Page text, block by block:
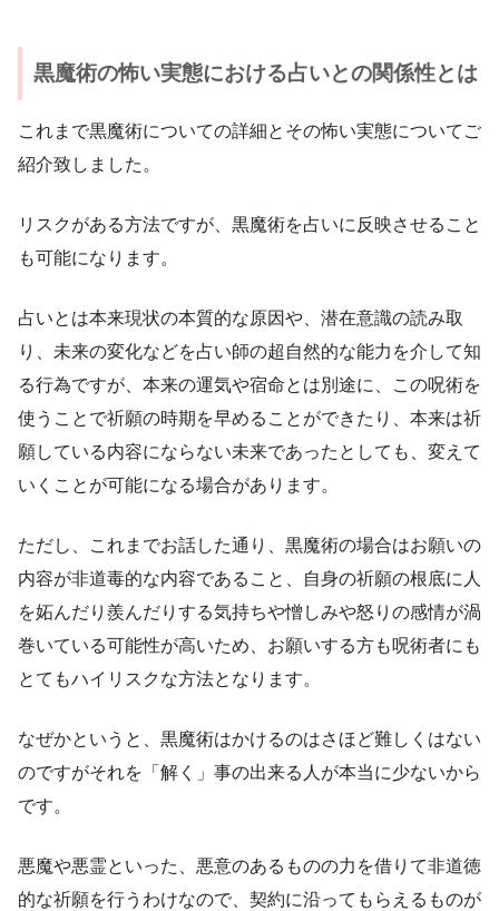
黒魔術の怖い実態における占いとの関係性とは
これまで黒魔術についての詳細とその怖い実態についてご
紹介致しました。
リスクがある方法ですが、黒魔術を占いに反映させること
も可能になります。
占いとは本来現状の本質的な原因や、潜在意識の読み取
り、未来の変化などを占い師の超自然的な能力を介して知
る行為ですが、本来の運気や宿命とは別途に、この呪術を
使うことで祈願の時期を早めることができたり、本来は祈
願している内容にならない未来であったとしても、変えて
いくことが可能になる場合があります。
ただし、これまでお話した通り、黒魔術の場合はお願いの
内容が非道毒的な内容であること、自身の祈願の根底に人
を妬んだり羨んだりする気持ちや憎しみや怒りの感情が渦
巻いている可能性が高いため、お願いする方も呪術者にも
とてもハイリスクな方法となります。
なぜかというと、黒魔術はかけるのはさほど難しくはない
のですがそれを「解く」事の出来る人が本当に少ないから
です。
悪魔や悪霊といった、悪意のあるものの力を借りて非道徳
的な祈願を行うわけなので、契約に沿ってもらえるものが